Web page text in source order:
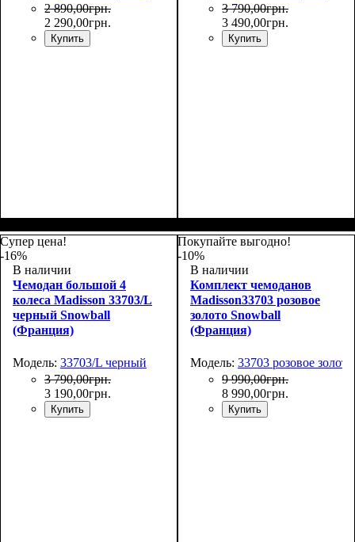
2 890,00грн.
2 290,00грн.
Купить
55х36х20
3 790,00грн.
3 490,00грн.
Купить
66х44х27
Супер цена!
-16%
В наличии
Чемодан большой 4
колеса Madisson 33703/L
черный Snowball
(Франция)
Модель: 33703/L черный
3 790,00грн.
3 190,00грн.
Купить
Покупайте выгодно!
-10%
В наличии
Комплект чемоданов
Madisson33703 розовое
золото Snowball
(Франция)
Модель: 33703 розовое золото
9 990,00грн.
8 990,00грн.
Купить